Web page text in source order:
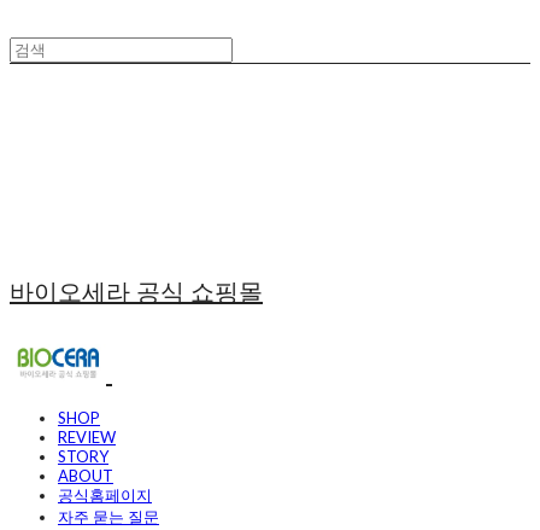
바이오세라 공식 쇼핑몰
SHOP
REVIEW
STORY
ABOUT
공식홈페이지
자주 묻는 질문